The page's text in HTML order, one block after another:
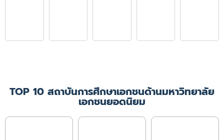
รับรองคณะพยาบาลศาสตร์
(ปีการศึกษา 2564 - 2567)
เพิ่มเติม
TOP 10 สถาบันการศึกษาเอกชนด้านมหาวิทยาลัย
เอกชนยอดนิยม